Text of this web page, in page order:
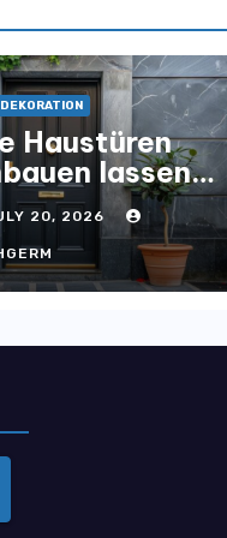
Haustüren
lassen
und
20, 2026